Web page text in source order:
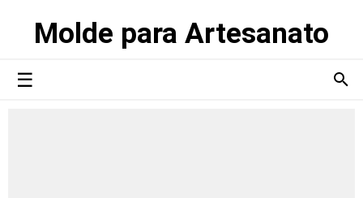
Molde para Artesanato